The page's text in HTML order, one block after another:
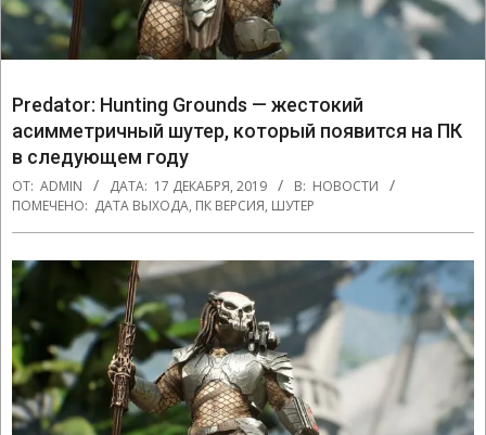
Predator: Hunting Grounds — жестокий
асимметричный шутер, который появится на ПК
в следующем году
ОТ: ADMIN ДАТА: 17 ДЕКАБРЯ, 2019 В: НОВОСТИ
ПОМЕЧЕНО: ДАТА ВЫХОДА, ПК ВЕРСИЯ, ШУТЕР